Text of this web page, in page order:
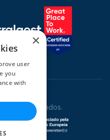
reservados.
×
user
you
with